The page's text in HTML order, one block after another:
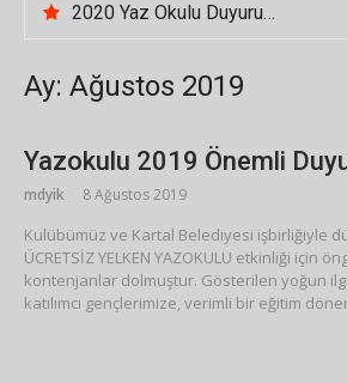
2020 Yaz Okulu Duyurusu
Ay: Ağustos 2019
Yazokulu 2019 Önemli
mdyik 8 Ağustos 2019
Kulübümüz ve Kartal Belediyesi işbirliğiyle
ÜCRETSİZ YELKEN YAZOKULU etkinliği için
kontenjanlar dolmuştur. Gösterilen yoğun
katılımcı gençlerimize, verimli bir eğitim